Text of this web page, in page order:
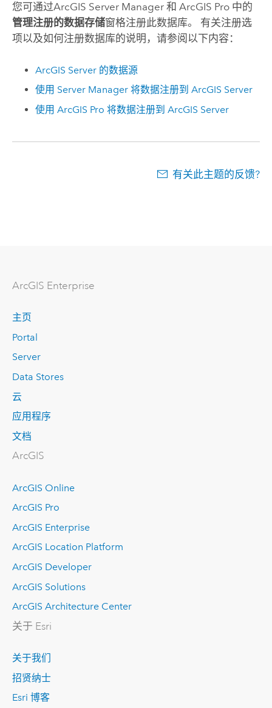
您可通过ArcGIS Server Manager和 ArcGIS Pro中的
管理注册的数据存储窗格注册此数据库。 有关注册选
项以及如何注册数据库的说明，请参阅以下内容：
ArcGIS Server 的数据源
使用 Server Manager 将数据注册到ArcGIS Server
使用ArcGIS Pro 将数据注册到ArcGIS Server
有关此主题的反馈?
ArcGIS Enterprise
主页
Portal
Server
Data Stores
云
应用程序
文档
ArcGIS
ArcGIS Online
ArcGIS Pro
ArcGIS Enterprise
ArcGIS Location Platform
ArcGIS Developer
ArcGIS Solutions
ArcGIS Architecture Center
关于 Esri
关于我们
招贤纳士
Esri 博客